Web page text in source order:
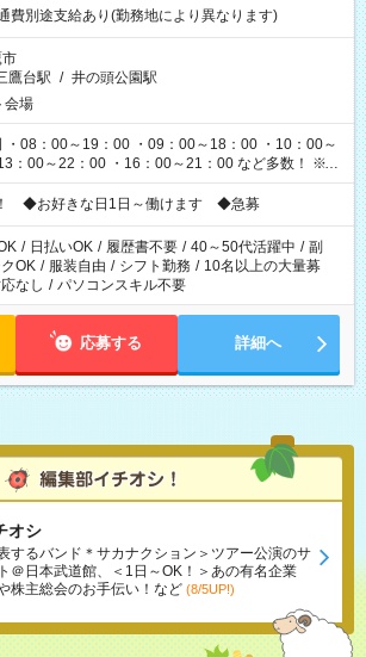
費別途支給あり(勤務地により異なります)
鷹台駅 / 井の頭公園駅
会場
08：00～19：00 ・09：00～18：00 ・10：00～
～22：00 ・16：00～21：00 など多数！ ※お
務時間が異なります
◆お好きな日1日～働けます ◆急募
/ 日払いOK / 履歴書不要 / 40～50代活躍中 / 副
OK / 服装自由 / シフト勤務 / 10名以上の大量募
なし / パソコンスキル不要
応募する 詳細へ
オシ
するバンド＊サカナクション＞ツアー公演のサ
＠日本武道館、＜1日～OK！＞あの有名企業
株主総会のお手伝い！など (8/5UP!)